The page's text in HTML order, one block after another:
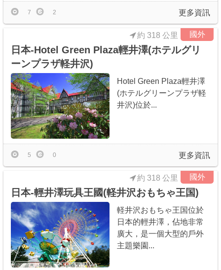
更多資訊
7 2
國外
日本-Hotel Green Plaza輕井澤(ホテルグリ
ーンプラザ軽井沢)
約 318 公里
Hotel Green Plaza輕井澤
(ホテルグリーンプラザ軽
井沢)位於...
更多資訊
5 0
國外
日本-輕井澤玩具王國(軽井沢おもちゃ王国)
約 318 公里
軽井沢おもちゃ王国位於
日本的輕井澤，佔地非常
廣大，是一個大型的戶外
主題樂園...